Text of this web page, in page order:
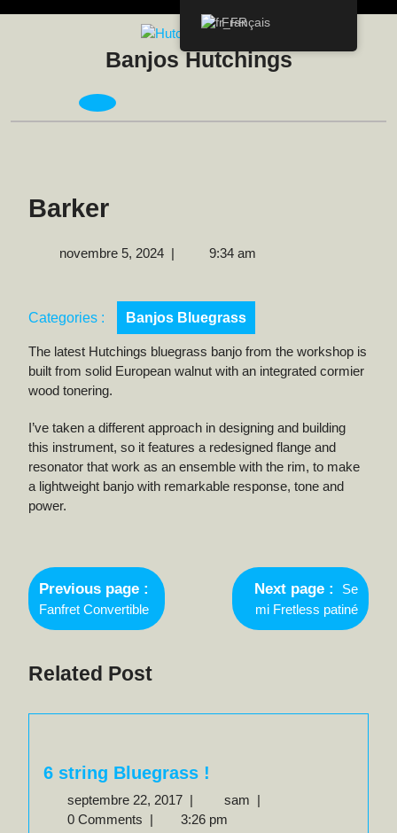
Banjos Hutchings
Open
Barker
novembre 5, 2024novembre
| 9:34 am
Categories : Banjos Bluegrass
The latest Hutchings bluegrass banjo from the workshop is
built from solid European walnut with an integrated cormier
wood tonering.
I’ve taken a different approach in designing and building
this instrument, so it features a redesigned flange and
resonator that work as an ensemble with the rim, to make
a lightweight banjo with remarkable response, tone and
power.
Navigation
de
l’article
Previous page
Older
Posts
Fanfret Convertible
Next page
Newer
Posts
Se
mi Fretless patiné
Related Post
6 string Bluegrass !
septembre 22, 2017 septembre
22,
| sam 6|
0 Comments | 3:26 pm
Français